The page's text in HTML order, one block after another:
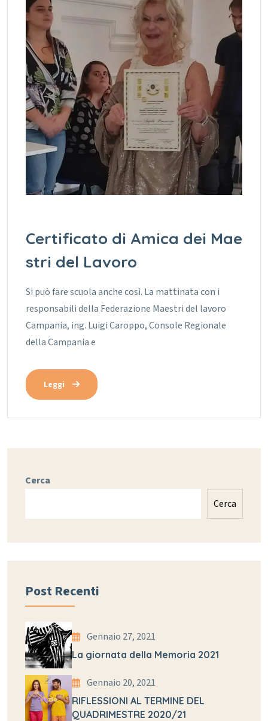
Certificato di Amica dei Mae
stri del Lavoro
Si può fare scuola anche così. La mattinata con i
responsabili della Federazione Maestri del lavoro
Campania, ing. Luigi Caroppo, Console Regionale
della Campania e
Leggi
Cerca
Cerca
Post Recenti
Gennaio 27, 2021
La giornata della Memoria 2021
Gennaio 20, 2021
RIFLESSIONI AL TERMINE DEL
QUADRIMESTRE 2020/21